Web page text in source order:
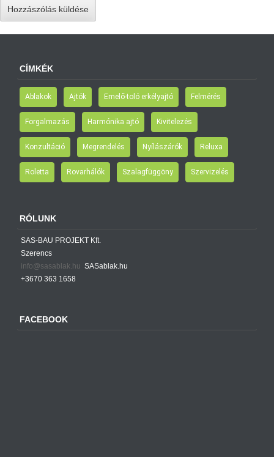
CÍMKÉK
Ablakok Ajtók Emelő-toló erkélyajtó Felmérés
Forgalmazás Harmónika ajtó Kivitelezés
Konzultáció Megrendelés Nyílászárók Reluxa
Roletta Rovarhálók Szalagfüggöny Szervizelés
RÓLUNK
SAS-BAU PROJEKT Kft.
Szerencs
info@sasablak.hu SASablak.hu
+3670 363 1658
FACEBOOK